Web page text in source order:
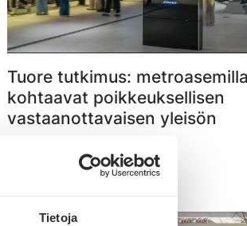
Tietoja
Tuore tutkimus:
kohtaavat poikkeuksellisen
vastaanottavaisen yleisön